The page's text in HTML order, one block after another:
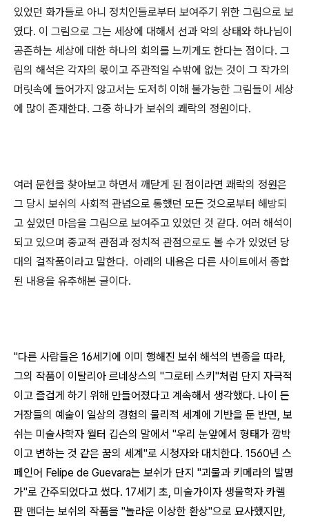
있었던 화가들로 아니 정치인들로부터 보여주기 위한 그림으로 보
였다. 이 그림으로 그는 세상에 대해서 선과 악의 상태와 하나님이
공존하는 세상에 대한 하나의 회의를 느끼게도 한다는 점이다. 그
림의 해석은 각자의 몫이고 주관적일 수밖에 없는 것이 그 작가의
머릿속에 들어가지 않고서는 도저히 이해 불가능한 그림들이 세상
에 많이 존재한다. 그중 하나가 보쉬의 쾌락의 정원이다.
여러 문헌을 찾아보고 하면서 깨닫게 된 점이라면 쾌락의 정원은
그 당시 보쉬의 사회적 관념으로 통했던 모든 것으로부터 해방되
고 싶었던 마음을 그림으로 보여주고 있었던 것 같다. 여러 해석이
되고 있으며 종교적 관점과 정치적 관점으로도 볼 수가 있었던 당
대의 걸작품이라고 말한다. 아래의 내용은 다른 사이트에서 종합
된 내용을 유추해본 글이다.
"다른 사람들은 16세기에 이미 행해진 보쉬 해석의 변종을 따라,
그의 작품이 이탈리아 르네상스의 "그로테 스키"처럼 단지 자극적
이고 즐겁게 하기 위해 만들어졌다고 계속해서 생각했다. 나이 든
거장들의 예술이 일상의 경험의 물리적 세계에 기반을 둔 반면, 보
쉬는 미술사학자 월터 깁슨의 말에서 "우리 눈앞에서 형태가 깜박
이고 변하는 것 같은 꿈의 세계"로 시청자와 대치한다. 1560년 스
페인어 Felipe de Guevara는 보쉬가 단지 "괴물과 키메라의 발명
가"로 간주되었다고 썼다. 17세기 초, 미술가이자 생물학자 카렐
판 맨더는 보쉬의 작품을 "놀라운 이상한 환상"으로 묘사했지만,